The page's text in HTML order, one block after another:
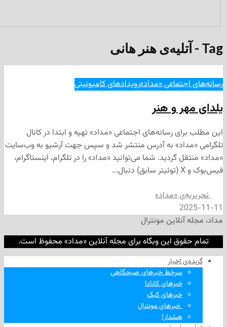
«مداد»رویدادهای کامیونیتی
و هنر
رسانه‌های اجتماعی «مداد» تهیه و ابتدا در کانال
به آدرس منتشر شد و سپس جهت آرشیو به وب‌سایت
گردید. شما می‌توانید «مداد» را در تلگرام، اینستاگرام،
«مداد»
مونترال
این وبگاه برای مجله آنلاین «مداد» محفوظ است.
اخبار
سرخط خبرهای صبحگاهی
خبرهای کانادا
خبرهای کبک
‌ خبرهای مونترال